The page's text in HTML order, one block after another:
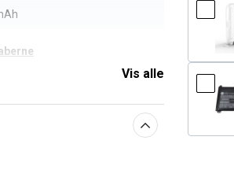
Vis alle